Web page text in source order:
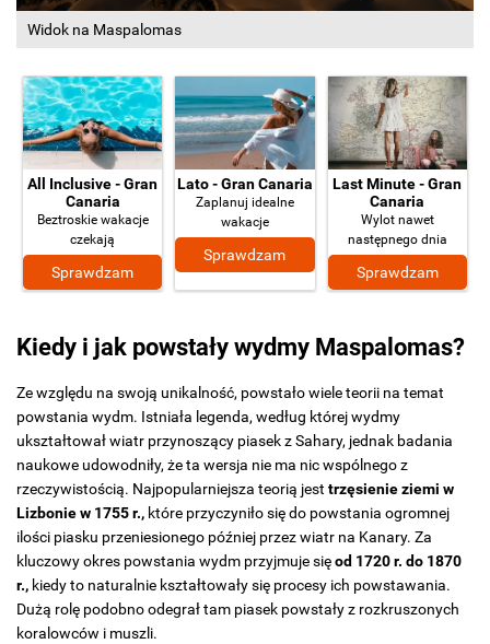
Widok na Maspalomas
All Inclusive - Gran
Canaria
Beztroskie wakacje
czekają
Sprawdzam
Lato - Gran Canaria
Zaplanuj idealne
wakacje
Sprawdzam
Last Minute - Gran
Canaria
Wylot nawet
następnego dnia
Sprawdzam
Kiedy i jak powstały wydmy Maspalomas?
Ze względu na swoją unikalność, powstało wiele teorii na temat
powstania wydm. Istniała legenda, według której wydmy
ukształtował wiatr przynoszący piasek z Sahary, jednak badania
naukowe udowodniły, że ta wersja nie ma nic wspólnego z
rzeczywistością. Najpopularniejsza teorią jest trzęsienie ziemi w
Lizbonie w 1755 r., które przyczyniło się do powstania ogromnej
ilości piasku przeniesionego później przez wiatr na Kanary. Za
kluczowy okres powstania wydm przyjmuje sięod 1720 r. do 1870
r., kiedy to naturalnie kształtowały się procesy ich powstawania.
Dużą rolę podobno odegrał tam piasek powstały z rozkruszonych
koralowców i muszli.